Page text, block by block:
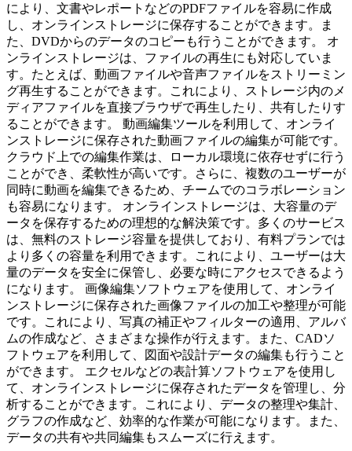
により、文書やレポートなどのPDFファイルを容易に作成
し、オンラインストレージに保存することができます。ま
た、DVDからのデータのコピーも行うことができます。 オ
ンラインストレージは、ファイルの再生にも対応していま
す。たとえば、動画ファイルや音声ファイルをストリーミン
グ再生することができます。これにより、ストレージ内のメ
ディアファイルを直接ブラウザで再生したり、共有したりす
ることができます。 動画編集ツールを利用して、オンライ
ンストレージに保存された動画ファイルの編集が可能です。
クラウド上での編集作業は、ローカル環境に依存せずに行う
ことができ、柔軟性が高いです。さらに、複数のユーザーが
同時に動画を編集できるため、チームでのコラボレーション
も容易になります。 オンラインストレージは、大容量のデ
ータを保存するための理想的な解決策です。多くのサービス
は、無料のストレージ容量を提供しており、有料プランでは
より多くの容量を利用できます。これにより、ユーザーは大
量のデータを安全に保管し、必要な時にアクセスできるよう
になります。 画像編集ソフトウェアを使用して、オンライ
ンストレージに保存された画像ファイルの加工や整理が可能
です。これにより、写真の補正やフィルターの適用、アルバ
ムの作成など、さまざまな操作が行えます。また、CADソ
フトウェアを利用して、図面や設計データの編集も行うこと
ができます。 エクセルなどの表計算ソフトウェアを使用し
て、オンラインストレージに保存されたデータを管理し、分
析することができます。これにより、データの整理や集計、
グラフの作成など、効率的な作業が可能になります。また、
データの共有や共同編集もスムーズに行えます。